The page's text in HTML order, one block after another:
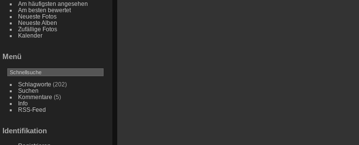
Am häufigsten angesehen
Am besten bewertet
Neueste Fotos
Neueste Alben
Zufällige Fotos
Kalender
Menü
Schlagworte (202)
Suchen
Kommentare (5)
Info
RSS-Feed
Identifikation